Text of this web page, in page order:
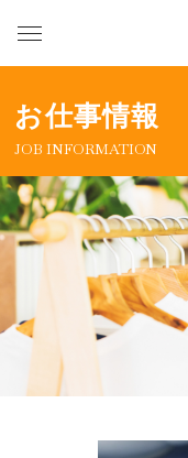
お仕事情報
JOB INFORMATION